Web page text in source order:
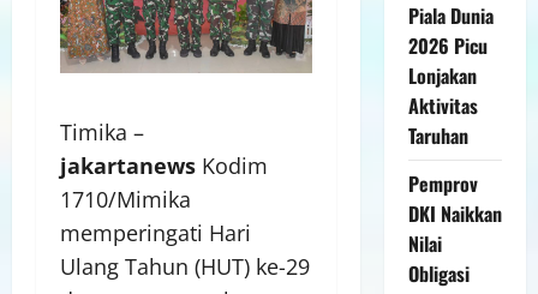
Timika –
jakartanews Kodim
1710/Mimika
memperingati Hari
Ulang Tahun (HUT) ke-29
Piala Dunia
2026 Picu
Lonjakan
Aktivitas
Taruhan
Pemprov
DKI Naikkan
Nilai
Obligasi